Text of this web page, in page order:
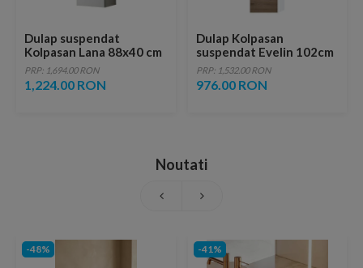
Dulap suspendat
Kolpasan Lana 88x40 cm
gri deschis
PRP: 1,694.00 RON
1,224.00 RON
Dulap Kolpasan
suspendat Evelin 102cm
stejar
PRP: 1,532.00 RON
976.00 RON
Noutati
-48% -41%